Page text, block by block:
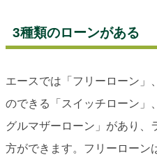
3種類のローンがある
エースでは「フリーローン」
のできる「スイッチローン」
グルマザーローン」があり、
方ができます。フリーローン